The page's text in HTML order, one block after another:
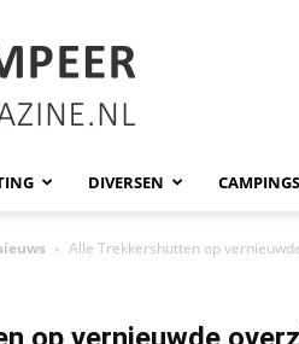
DIVERSEN CAMPINGS
Alle Trekkershutten op